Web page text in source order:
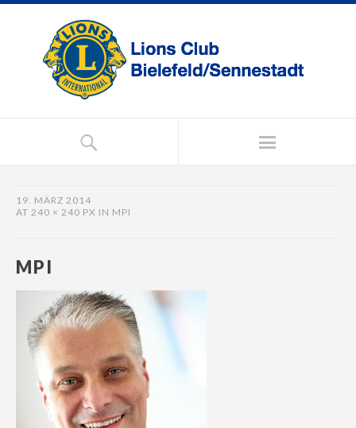
19. MÄRZ 2014
AT 240 × 240 PX IN MPI
MPI